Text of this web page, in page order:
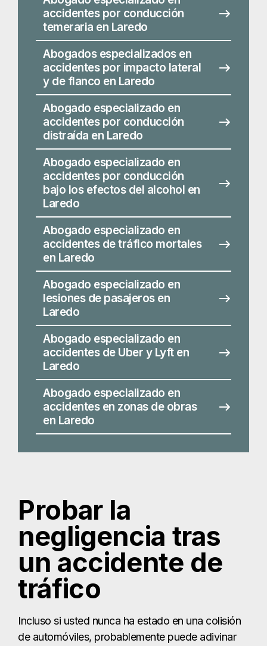
distraída en Laredo
Abogado especializado en
accidentes por conducción
bajo los efectos del alcohol en
Laredo
Abogado especializado en
accidentes de tráfico mortales
en Laredo
Abogado especializado en
lesiones de pasajeros en
Laredo
Abogado especializado en
accidentes de Uber y Lyft en
Laredo
Abogado especializado en
accidentes en zonas de obras
en Laredo
Probar la
negligencia tras
un accidente de
tráfico
de automóviles, probablemente puede adivinar
que la conducta descuidada o imprudente de un
automovilista es un factor. El término legal es
negligencia, y es un concepto muy específico
bajo la ley de Texas. Si usted sufrió lesiones por
accidente de coche, usted debe probar ciertos
pérdidas.